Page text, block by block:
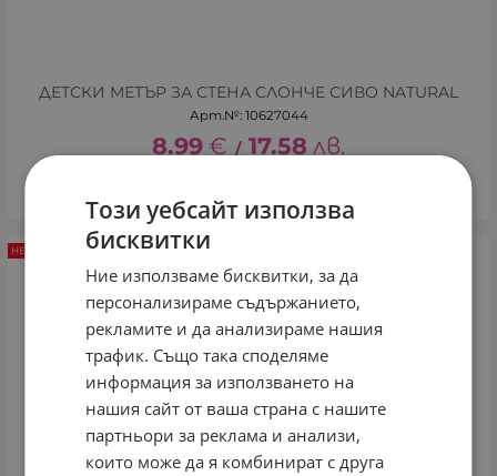
ДЕТСКИ МЕТЪР ЗА СТЕНА СЛОНЧЕ СИВО NATURAL
Арт.№: 10627044
8.99 € / 17.58 лв.
НЕНАЛИЧЕН
Този уебсайт използва
бисквитки
Ние използваме бисквитки, за да
персонализираме съдържанието,
рекламите и да анализираме нашия
трафик. Също така споделяме
информация за използването на
нашия сайт от ваша страна с нашите
партньори за реклама и анализи,
които може да я комбинират с друга